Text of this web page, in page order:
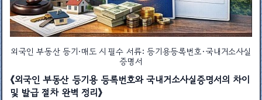
외국인 부동산 등기·매도 시 필수 서류: 등기용등록번호·국내거소사실
증명서
《외국인 부동산 등기용 등록번호와 국내거소사실증명서의 차이
및 발급 절차 완벽 정리》